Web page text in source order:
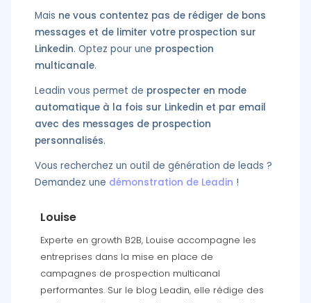
Mais ne vous contentez pas de rédiger de bons
messages et de limiter votre prospection sur
Linkedin. Optez pour une prospection
multicanale.
Leadin vous permet de prospecter en mode
automatique à la fois sur Linkedin et par email
avec des messages de prospection
personnalisés.
Vous recherchez un outil de génération de leads ?
Demandez une démonstration de Leadin !
Louise
Experte en growth B2B, Louise accompagne les
entreprises dans la mise en place de
campagnes de prospection multicanal
performantes. Sur le blog Leadin, elle rédige des